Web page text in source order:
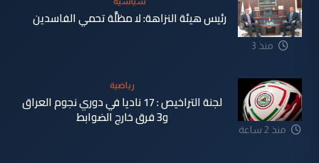
منذ 3
رئيس هيئة النزاهة: لا مظلَّة تحمي الفاسدين
منذ 2 ساعة
رياضية
لجنة التراخيص : 17 ناديا في دوري نجوم العراق
و3 فرق خارج الضوابط